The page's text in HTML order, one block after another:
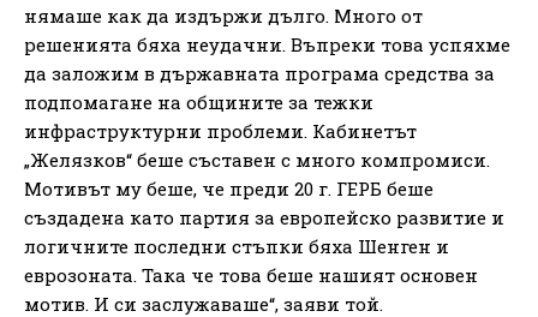
нямаше как да издържи дълго. Много от
решенията бяха неудачни. Въпреки това успяхме
да заложим в държавната програма средства за
подпомагане на общините за тежки
инфраструктурни проблеми. Кабинетът
„Желязков“ беше съставен с много компромиси.
Мотивът му беше, че преди 20 г. ГЕРБ беше
създадена като партия за европейско развитие и
логичните последни стъпки бяха Шенген и
еврозоната. Така че това беше нашият основен
мотив. И си заслужаваше“, заяви той.